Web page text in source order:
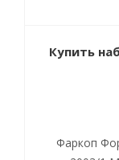
Купить
Фаркоп